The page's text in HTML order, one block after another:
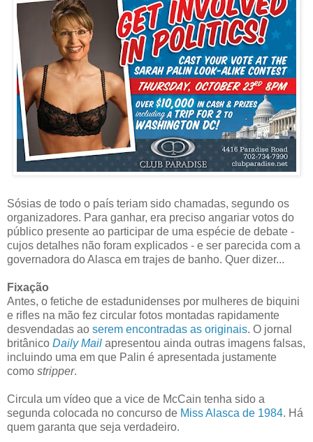
Sósias de todo o país teriam sido chamadas, segundo os
organizadores. Para ganhar, era preciso angariar votos do
público presente ao participar de uma espécie de debate -
cujos detalhes não foram explicados - e ser parecida com a
governadora do Alasca em trajes de banho. Quer dizer...
Fixação
Antes, o fetiche de estadunidenses por mulheres de biquini
e rifles na mão fez circular fotos montadas rapidamente
desvendadas ao serem encontradas as originais. O jornal
britânico Daily Mail apresentou ainda outras imagens falsas,
incluindo uma em que Palin é apresentada justamente
como stripper.
Circula um vídeo que a vice de McCain tenha sido a
segunda colocada no concurso de Miss Alasca de 1984. Há
quem garanta que seja verdadeiro.